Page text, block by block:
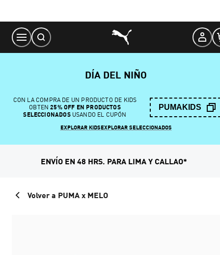
Content
DÍA DEL NIÑO
CON LA COMPRA DE UN PRODUCTO DE KIDS
OBTEN 25% OFF EN PRODUCTOS
SELECCIONADOSUSANDO EL CUPÓN
PUMAKIDS
EXPLORAR KIDSEXPLORAR SELECCIONADOS
ENVÍO EN 48 HRS. PARA LIMA Y CALLAO*
Volver a PUMA x MELO